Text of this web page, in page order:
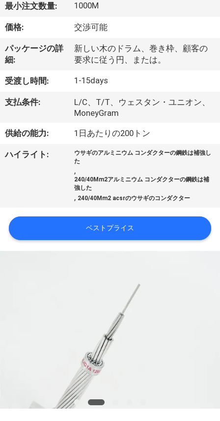
達
に
つ
い
工
品
最小注文数量: 1000M
価格: 交渉可能
パッケージの詳
細:
新しい木のドラム、巻き枠、顧客の
要求に従う円、または。
受渡し時間: 1-15days
支払条件:
L/C、T/T、ウェスタン・ユニオン、
MoneyGram
供給の能力: 1日あたりの200トン
ハイライト:
ウサギのアルミニウム コンダクターの鋼鉄は補強し
た
,
240/40Mm2アルミニウム コンダクターの鋼鉄は補
強した
, 240/40Mm2 acsrのウサギのコンダクター
ベストプライス